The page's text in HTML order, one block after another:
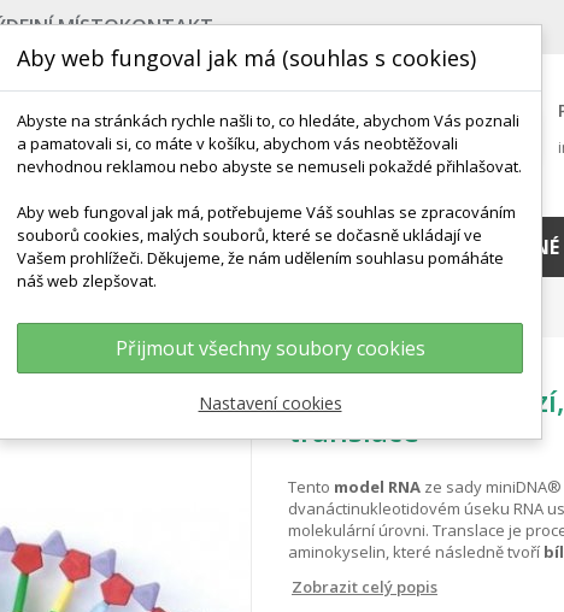
MÍSTOKONTAKT
NEJPRODÁVANĚJŠÍ VÝCHOVA KE ZDRAVÍ VÝHODNÉ
Model RNA, 24
translace
Tento model RNA ze sady
dvanáctinukleotidovém úseku RNA
molekulární úrovni. Translace je
aminokyselin, které následně tvoří
Zobrazit celý popis
Aby web fungoval jak má (souhlas s cookies)
Abyste na stránkách rychle našli to, co hledáte, abychom Vás poznali
a pamatovali si, co máte v košíku, abychom vás neobtěžovali
nevhodnou reklamou nebo abyste se nemuseli pokaždé přihlašovat.
Aby web fungoval jak má, potřebujeme Váš souhlas se zpracováním
souborů cookies, malých souborů, které se dočasně ukládají ve
Vašem prohlížeči. Děkujeme, že nám udělením souhlasu pomáháte
náš web zlepšovat.
Přijmout všechny soubory cookies
Nastavení cookies